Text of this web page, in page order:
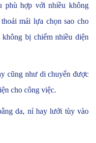
phù hợp với nhiều không
mái lựa chọn sao cho
bị chiếm nhiều diện
cũng như di chuyển được
cho công việc.
da, nỉ hay lưới tùy vào